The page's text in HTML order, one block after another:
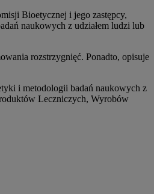
Bioetycznej i jego zastępcy,
naukowych z udziałem ludzi lub
rozstrzygnięć. Ponadto, opisuje
i metodologii badań naukowych z
Leczniczych, Wyrobów